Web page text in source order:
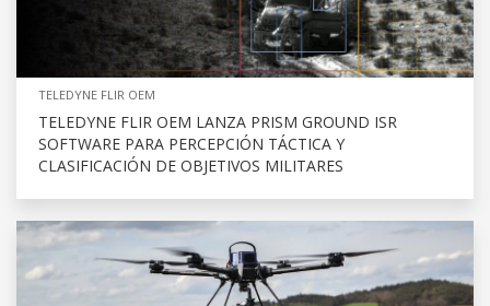
TELEDYNE FLIR OEM
TELEDYNE FLIR OEM LANZA PRISM GROUND ISR
SOFTWARE PARA PERCEPCIÓN TÁCTICA Y
CLASIFICACIÓN DE OBJETIVOS MILITARES